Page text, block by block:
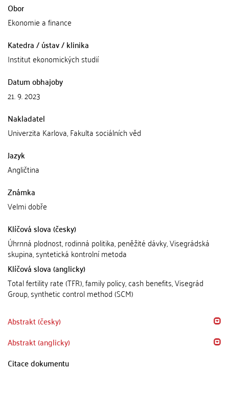
Obor
Ekonomie a finance
Katedra / ústav / klinika
Institut ekonomických studií
Datum obhajoby
21. 9. 2023
Nakladatel
Univerzita Karlova, Fakulta sociálních věd
Jazyk
Angličtina
Známka
Velmi dobře
Klíčová slova (česky)
Úhrnná plodnost, rodinná politika, peněžité dávky, Visegrádská
skupina, syntetická kontrolní metoda
Klíčová slova (anglicky)
Total fertility rate (TFR), family policy, cash benefits, Visegrád
Group, synthetic control method (SCM)
Abstrakt (česky)
Abstrakt (anglicky)
Citace dokumentu